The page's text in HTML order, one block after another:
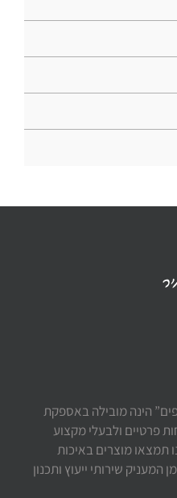
הינה מובילה באספקת
פרטיים ולבעלי מקצוע
תמצאו מוצרים באיכות
המעניק שירותי ייעוץ ותכנון